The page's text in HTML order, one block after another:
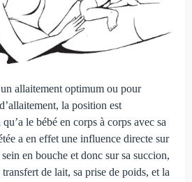
allaitement optimum ou pour
la position est
le bébé en corps à corps avec sa
a en effet une influence directe sur
en bouche et donc sur sa succion,
de lait, sa prise de poids, et la